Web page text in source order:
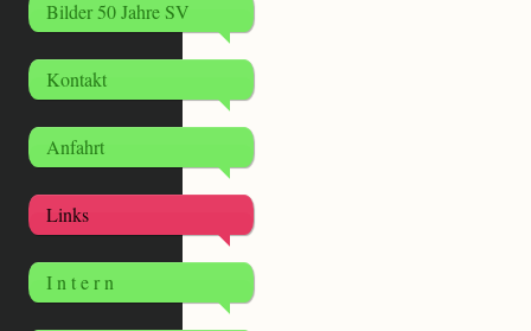
Bilder 50 Jahre SV
Kontakt
Anfahrt
Links
I n t e r n